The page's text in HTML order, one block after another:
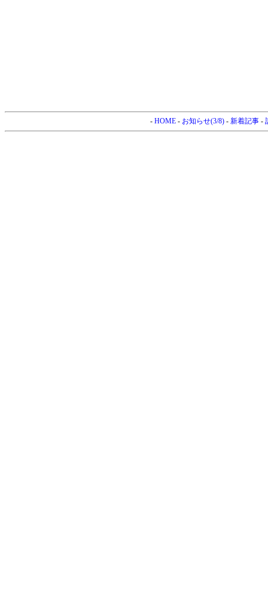
- HOME- お知らせ(3/8)- 新着記事-